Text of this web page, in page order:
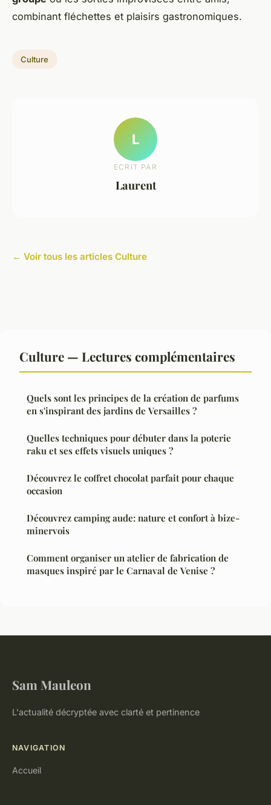
combinant fléchettes et plaisirs gastronomiques.
Culture
L
ECRIT PAR
Laurent
← Voir tous les articles Culture
Culture — Lectures complémentaires
Quels sont les principes de la création de parfums
en s'inspirant des jardins de Versailles ?
Quelles techniques pour débuter dans la poterie
raku et ses effets visuels uniques ?
Découvrez le coffret chocolat parfait pour chaque
occasion
Découvrez camping aude: nature et confort à bize-
minervois
Comment organiser un atelier de fabrication de
masques inspiré par le Carnaval de Venise ?
Sam Mauleon
L'actualité décryptée avec clarté et pertinence
NAVIGATION
Accueil